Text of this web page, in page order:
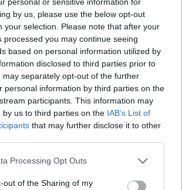
by us, please use the below opt-out
your selection. Please note that after your
processed you may continue seeing
based on personal information utilized by
disclosed to third parties prior to
may separately opt-out of the further
personal information by third parties on the
participants. This information may
by us to third parties on the IAB’s List of
that may further disclose it to other
website/app uses one or more Google
visit or usage behaviour. You may click to
Processing Opt Outs
out of the Sharing of my
Prevalje delo na cesti
leše